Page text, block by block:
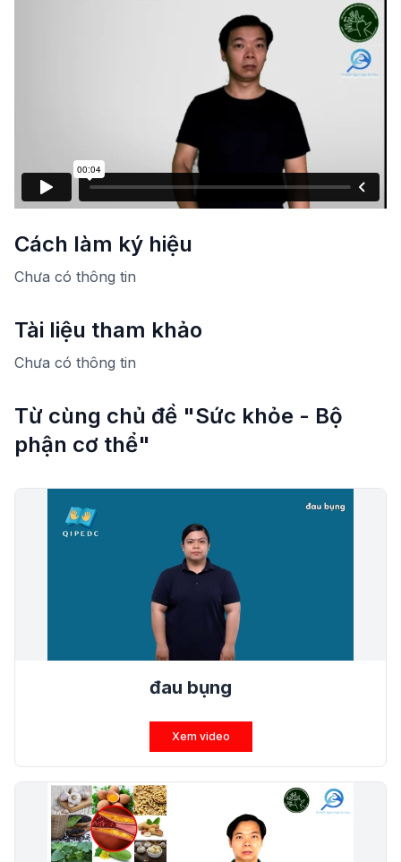
Cách làm ký hiệu
Chưa có thông tin
Tài liệu tham khảo
Chưa có thông tin
Từ cùng chủ đề "Sức khỏe - Bộ
phận cơ thể"
đau bụng
Xem video